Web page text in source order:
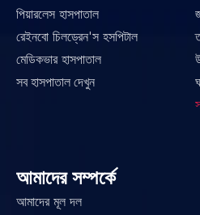
পিয়ারলেস হাসপাতাল
রেইনবো চিলড্রেন'স হসপিটাল
মেডিকভার হাসপাতাল
সব হাসপাতাল দেখুন
আমাদের সম্পর্কে
আমাদের মূল দল